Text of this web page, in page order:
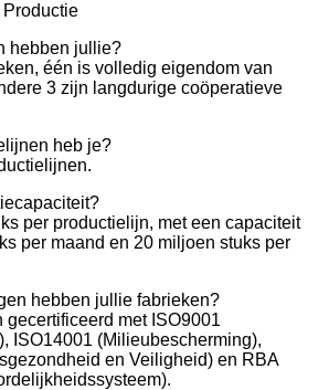
hebben jullie?
één is volledig eigendom van
3 zijn langdurige coöperatieve
heb je?
per productielijn, met een capaciteit
per maand en 20 miljoen stuks per
hebben jullie fabrieken?
gecertificeerd met ISO9001
ISO14001 (Milieubescherming),
en Veiligheid) en RBA